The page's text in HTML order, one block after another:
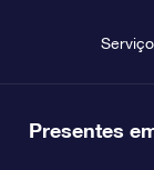
Serviço
Presentes